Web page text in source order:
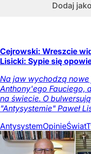
Dodaj jako
Cejrowski: Wreszcie
Lisicki: Sypie się
Na jaw wychodzą nowe
Anthony'ego Fauciego,
na świecie. O
"Antysystemie" Paweł
AntysystemOpinieŚwiat